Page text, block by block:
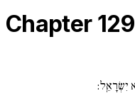
Chapter 129
יִשְׂרָאֵֽל: